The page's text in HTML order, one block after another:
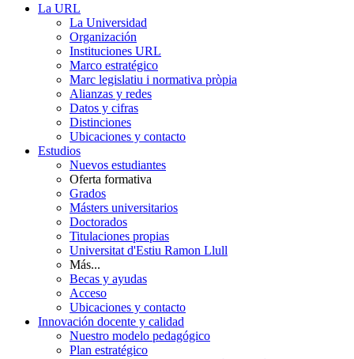
La URL
La Universidad
Organización
Instituciones URL
Marco estratégico
Marc legislatiu i normativa pròpia
Alianzas y redes
Datos y cifras
Distinciones
Ubicaciones y contacto
Estudios
Nuevos estudiantes
Oferta formativa
Grados
Másters universitarios
Doctorados
Titulaciones propias
Universitat d'Estiu Ramon Llull
Más...
Becas y ayudas
Acceso
Ubicaciones y contacto
Innovación docente y calidad
Nuestro modelo pedagógico
Plan estratégico